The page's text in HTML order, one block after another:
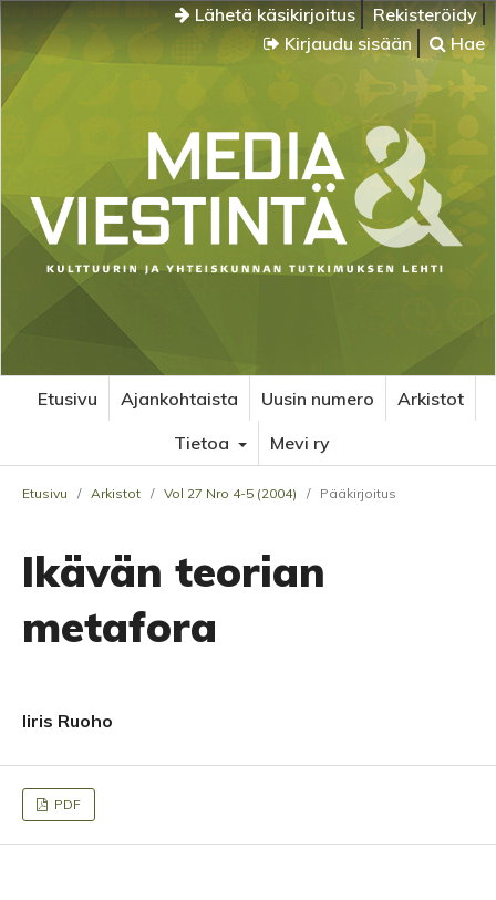
Lähetä käsikirjoitus
Rekisteröidy
Kirjaudu sisään
Hae
Etusivu Ajankohtaista Uusin numero
Arkistot
Tietoa
Mevi ry
Etusivu / Arkistot / Vol 27 Nro 4-5 (2004) / Pääkirjoitus
Ikävän teorian
metafora
Iiris Ruoho
PDF